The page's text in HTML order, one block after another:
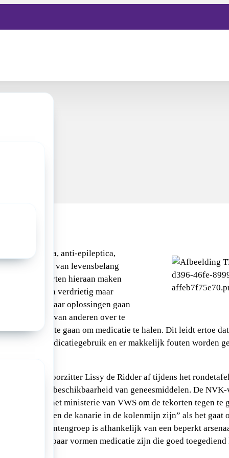
antibiotica, anti-epileptica,
zijn van levensbelang
tekorten hieraan maken
angstig en verdrietig maar
ouders zelf naar oplossingen gaan
medicatie van anderen over te
buitenland te gaan om medicatie te halen. Dit leidt ertoe
over het medicatiegebruik en er makkelijk fouten worden
geeft NVK-voorzitter Lissy de Ridder af tijdens het
mei over de beschikbaarheid van geneesmiddelen. De
van het ministerie van VWS om de tekorten tegen te
dat “kinderen de kanarie in de kolenmijn zijn” als het gaat
deze patiëntengroep is afhankelijk van een beperkt
maar een paar vormen medicatie zijn die goed